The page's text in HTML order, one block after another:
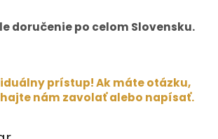
doručenie po celom Slovensku.
prístup! Ak máte otázku,
nám zavolať alebo napísať.